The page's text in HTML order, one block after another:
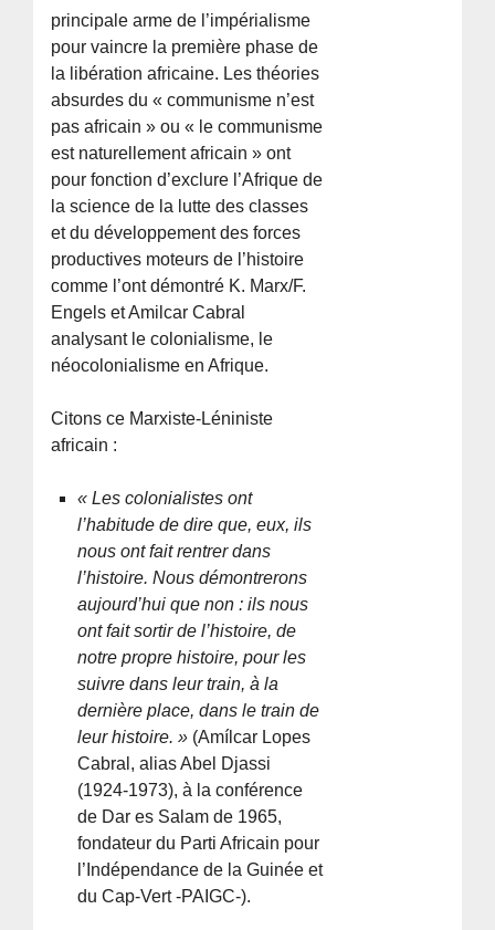
principale arme de l’impérialisme
pour vaincre la première phase de
la libération africaine. Les théories
absurdes du « communisme n’est
pas africain » ou « le communisme
est naturellement africain » ont
pour fonction d’exclure l’Afrique de
la science de la lutte des classes
et du développement des forces
productives moteurs de l’histoire
comme l’ont démontré K. Marx/F.
Engels et Amilcar Cabral
analysant le colonialisme, le
néocolonialisme en Afrique.
Citons ce Marxiste-Léniniste
africain :
« Les colonialistes ont
l’habitude de dire que, eux, ils
nous ont fait rentrer dans
l’histoire. Nous démontrerons
aujourd’hui que non : ils nous
ont fait sortir de l’histoire, de
notre propre histoire, pour les
suivre dans leur train, à la
dernière place, dans le train de
leur histoire. » (Amílcar Lopes
Cabral, alias Abel Djassi
(1924-1973), à la conférence
de Dar es Salam de 1965,
fondateur du Parti Africain pour
l’Indépendance de la Guinée et
du Cap-Vert -PAIGC-).